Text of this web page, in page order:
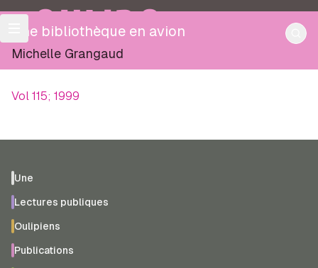
OULIPO
Une bibliothèque en avion
Michelle Grangaud
Vol 115; 1999
Une
Lectures publiques
Oulipiens
Publications